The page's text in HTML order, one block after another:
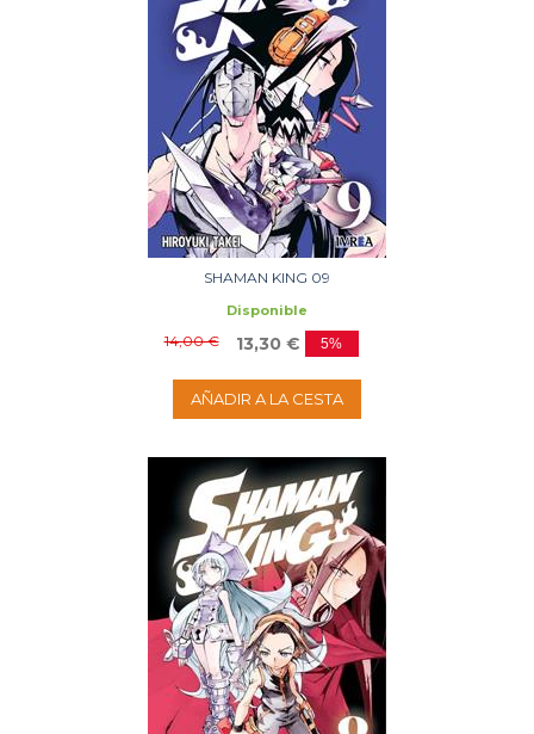
SHAMAN KING 09
Disponible
14,00 € 13,30 € 5%
AÑADIR A LA CESTA